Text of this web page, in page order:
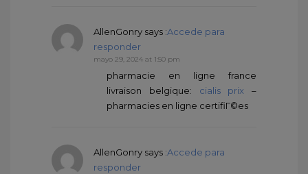
AllenGonry says :Accede para
responder
mayo 29, 2024 at 1:50 pm
pharmacie en ligne france
livraison belgique: cialis prix –
pharmacies en ligne certifiГ©es
AllenGonry says :Accede para
responder